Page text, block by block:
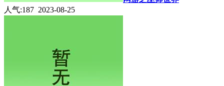
人气:187 2023-08-25